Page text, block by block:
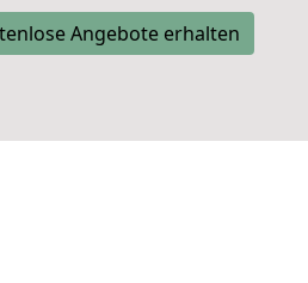
Angebote erhalten